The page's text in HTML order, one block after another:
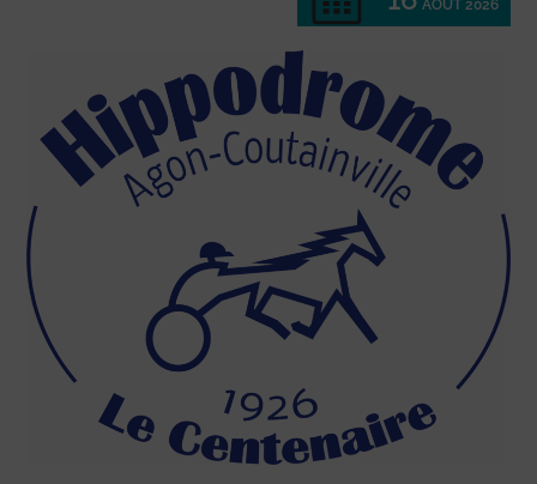
AOÛT 2026